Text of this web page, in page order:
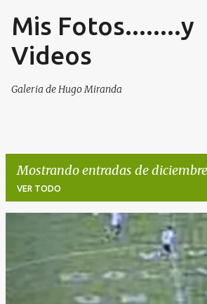
Mis Fotos........y
Videos
Galeria de Hugo Miranda
Mostrando entradas de
VER TODO
t